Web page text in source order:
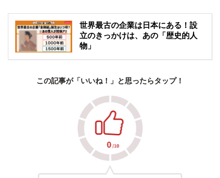
世界最古の企業は日本にある！設
立のきっかけは、あの「歴史的人
物」
この記事が「いいね！」と思ったらタップ！